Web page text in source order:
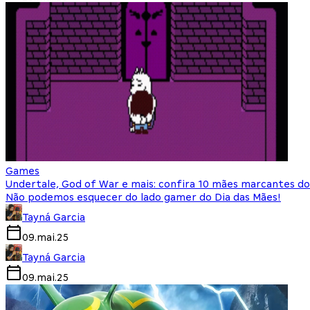
Games
Undertale, God of War e mais: confira 10 mães marcantes
Não podemos esquecer do lado gamer do Dia das Mães!
Tayná Garcia
09.mai.25
Tayná Garcia
09.mai.25